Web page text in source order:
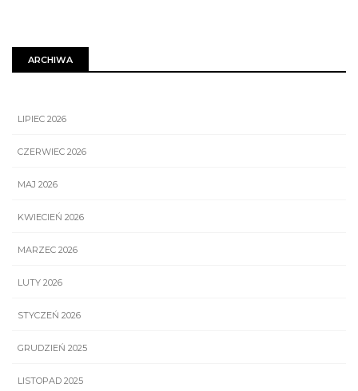
ARCHIWA
LIPIEC 2026
CZERWIEC 2026
MAJ 2026
KWIECIEŃ 2026
MARZEC 2026
LUTY 2026
STYCZEŃ 2026
GRUDZIEŃ 2025
LISTOPAD 2025